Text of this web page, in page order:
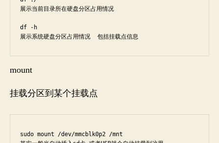
展示当前目录所在硬盘分区占用情况
df -h
展示系统硬盘分区占用情况  包括挂载点信息
mount
挂载分区到某个挂载点
sudo mount /dev/mmcblk0p2 /mnt